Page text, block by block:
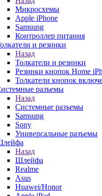
Микросхемы
Apple iPhone
Samsung
Контроллер питания
и резинки
Назад
Толкатели и резинки
Резинки кнопок Home
Толкатели кнопок
разъемы
Назад
Системные разъемы
Samsung
Sony
Универсальные разъемы
Назад
Шлейфа
Realme
Asus
Huawei/Honor